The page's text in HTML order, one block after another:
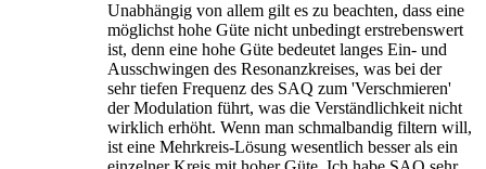
Unabhängig von allem gilt es zu beachten, dass eine
möglichst hohe Güte nicht unbedingt erstrebenswert
ist, denn eine hohe Güte bedeutet langes Ein- und
Ausschwingen des Resonanzkreises, was bei der
sehr tiefen Frequenz des SAQ zum 'Verschmieren'
der Modulation führt, was die Verständlichkeit nicht
wirklich erhöht. Wenn man schmalbandig filtern will,
ist eine Mehrkreis-Lösung wesentlich besser als ein